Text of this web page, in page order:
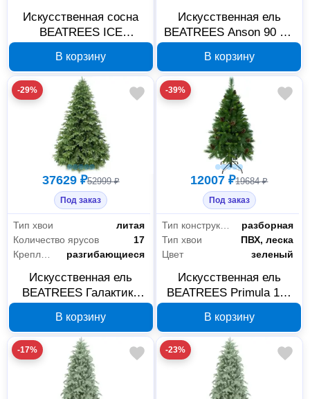
Искусственная сосна
BEATREES ICE
1020413
В корзину
Искусственная ель
BEATREES Anson 90 см
В корзину
-29%
37629 ₽52999 ₽
Под заказ
Тип хвои
литая
Количество ярусов
17
разгибающиеся
Искусственная ель
BEATREES Галактика
В корзину
-39%
12007 ₽19684 ₽
Под заказ
Тип конструкции
разборная
Тип хвои
ПВХ, леска
Цвет
зеленый
Искусственная ель
BEATREES Primula 150
В корзину
-17% -23%